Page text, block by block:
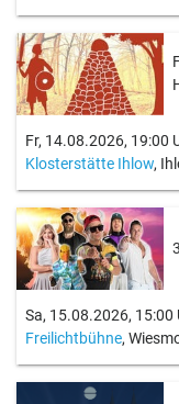
Fr, 14.08.2026, 19:00
Klosterstätte Ihlow,
Sa, 15.08.2026, 15:00
Freilichtbühne,